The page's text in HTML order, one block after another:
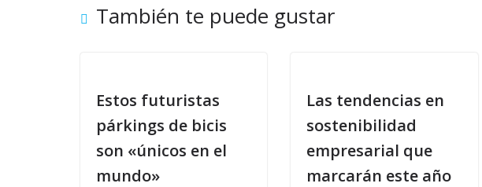
También te puede gustar
Estos futuristas
párkings de bicis
son «únicos en el
mundo»
Las tendencias en
sostenibilidad
empresarial que
marcarán este año